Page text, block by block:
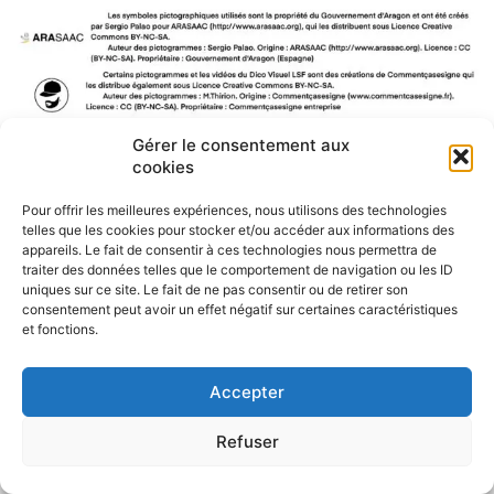
Gérer le consentement aux
cookies
Pour offrir les meilleures expériences, nous utilisons des technologies
telles que les cookies pour stocker et/ou accéder aux informations des
appareils. Le fait de consentir à ces technologies nous permettra de
traiter des données telles que le comportement de navigation ou les ID
uniques sur ce site. Le fait de ne pas consentir ou de retirer son
consentement peut avoir un effet négatif sur certaines caractéristiques
et fonctions.
Accepter
Refuser
c
e
b
o
o
k
W
a
t
s
A
p
p
M
s
e
n
g
e
t
a
g
e
r